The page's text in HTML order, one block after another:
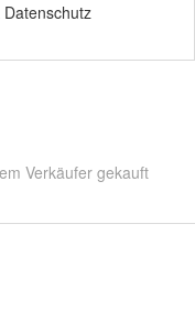
Datenschutz
Verkäufer gekauft